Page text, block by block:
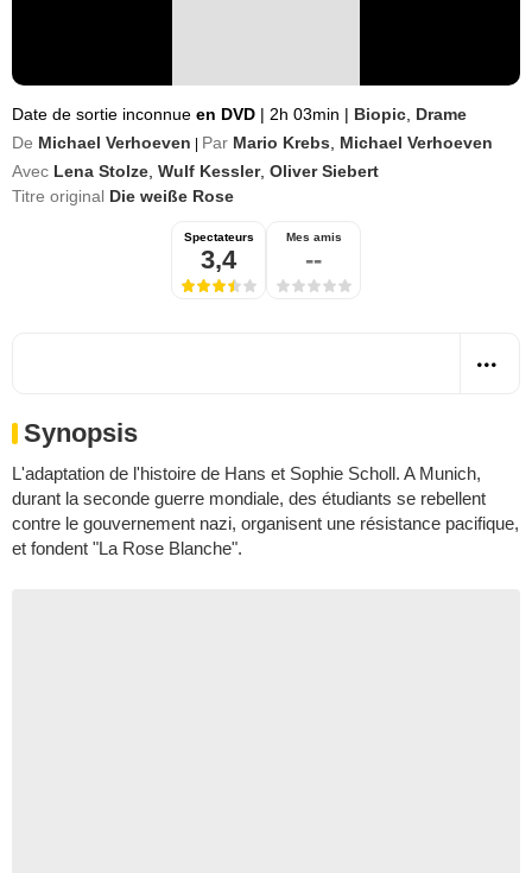
Date de sortie inconnue en DVD | 2h 03min | Biopic Drame
De Michael Verhoeven Par Mario Krebs
Michael Verhoeven
Avec Lena Stolze Wulf Kessler, Oliver Siebert
Titre original Die weiße Rose
Spectateurs
3,4
Mes amis
--
Synopsis
L'adaptation de l'histoire de Hans et Sophie Scholl. A Munich,
durant la seconde guerre mondiale, des étudiants se rebellent
contre le gouvernement nazi, organisent une résistance pacifique,
et fondent "La Rose Blanche".